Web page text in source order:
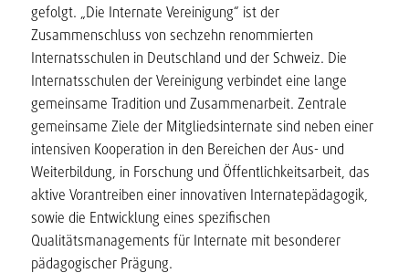
gefolgt. „Die Internate Vereinigung“ ist der
Zusammenschluss von sechzehn renommierten
Internatsschulen in Deutschland und der Schweiz. Die
Internatsschulen der Vereinigung verbindet eine lange
gemeinsame Tradition und Zusammenarbeit. Zentrale
gemeinsame Ziele der Mitgliedsinternate sind neben einer
intensiven Kooperation in den Bereichen der Aus- und
Weiterbildung, in Forschung und Öffentlichkeitsarbeit, das
aktive Vorantreiben einer innovativen Internatepädagogik,
sowie die Entwicklung eines spezifischen
Qualitätsmanagements für Internate mit besonderer
pädagogischer Prägung.